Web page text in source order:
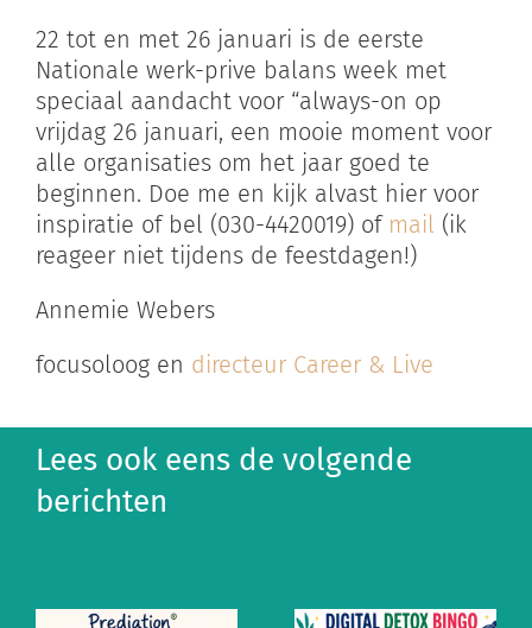
22 tot en met 26 januari is de eerste
Nationale werk-prive balans week met
speciaal aandacht voor “always-on op
vrijdag 26 januari, een mooie moment voor
alle organisaties om het jaar goed te
beginnen. Doe me en kijk alvast hier voor
inspiratie of bel (030-4420019) of mail (ik
reageer niet tijdens de feestdagen!)
Annemie Webers
focusoloog en directeur Career & Live
Lees ook eens de volgende
berichten